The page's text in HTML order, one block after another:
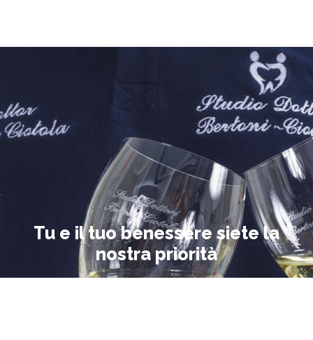
Tu e il tuo benessere siete la
nostra priorità
Bertoni ~ Ciotola